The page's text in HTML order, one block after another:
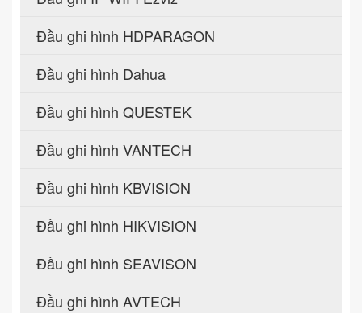
Đầu ghi hình HDPARAGON
Đầu ghi hình Dahua
Đầu ghi hình QUESTEK
Đầu ghi hình VANTECH
Đầu ghi hình KBVISION
Đầu ghi hình HIKVISION
Đầu ghi hình SEAVISON
Đầu ghi hình AVTECH